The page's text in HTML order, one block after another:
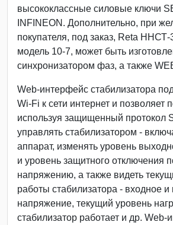
высококлассные силовые ключи
INFINEON. Дополнительно, при
покупателя, под заказ, Reta ННСТ-
модель 10-7, может быть
синхронизатором фаз, а также
Web-интерфейс стабилизатора
Wi-Fi к сети интернет и позволяет
используя защищенный протокол
управлять стабилизатором -
аппарат, изменять уровень
и уровень защитного отключения
напряжению, а также видеть
работы стабилизатора - входное
напряжение, текущий уровень
стабилизатор работает и др.